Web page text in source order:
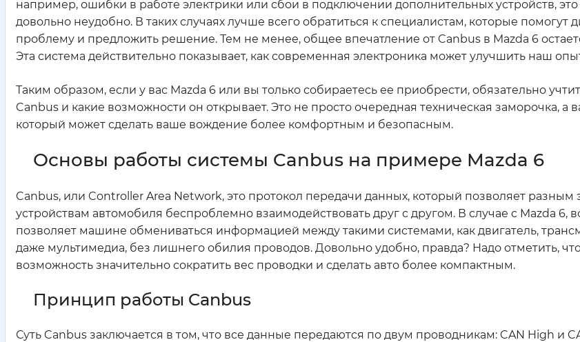
например, ошибки в работе электрики или сбои в подключении дополнительных устройств,
довольно неудобно. В таких случаях лучше всего обратиться к специалистам, которые помогут
проблему и предложить решение. Тем не менее, общее впечатление от Canbus в Mazda 6
Эта система действительно показывает, как современная электроника может улучшить наш
Таким образом, если у вас Mazda 6 или вы только собираетесь ее приобрести, обязательно
Canbus и какие возможности он открывает. Это не просто очередная техническая заморочка, а
который может сделать ваше вождение более комфортным и безопасным.
Основы работы системы Canbus на примере Mazda 6
Canbus, или Controller Area Network, это протокол передачи данных, который позволяет разным
устройствам автомобиля беспроблемно взаимодействовать друг с другом. В случае с Mazda 6,
позволяет машине обмениваться информацией между такими системами, как двигатель,
даже мультимедиа, без лишнего обилия проводов. Довольно удобно, правда? Надо отметить, что
возможность значительно сократить вес проводки и сделать авто более компактным.
Принцип работы Canbus
Суть Canbus заключается в том, что все данные передаются по двум проводникам: CAN High и